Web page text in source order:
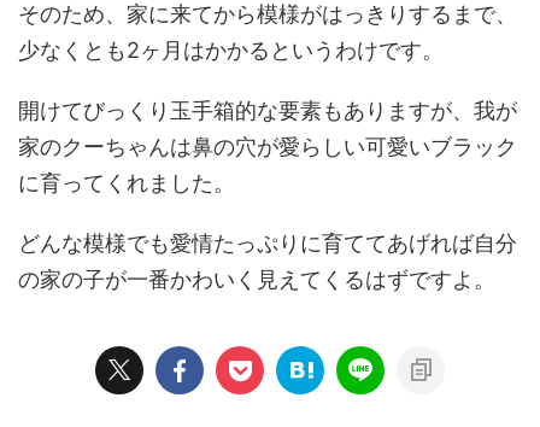
そのため、家に来てから模様がはっきりするまで、
少なくとも2ヶ月はかかるというわけです。
開けてびっくり玉手箱的な要素もありますが、我が
家のクーちゃんは鼻の穴が愛らしい可愛いブラック
に育ってくれました。
どんな模様でも愛情たっぷりに育ててあげれば自分
の家の子が一番かわいく見えてくるはずですよ。